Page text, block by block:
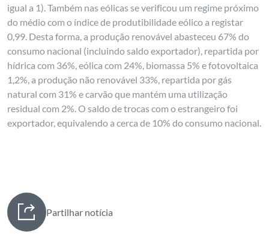
igual a 1). Também nas eólicas se verificou um regime próximo
do médio com o índice de produtibilidade eólico a registar
0,99. Desta forma, a produção renovável abasteceu 67% do
consumo nacional (incluindo saldo exportador), repartida por
hídrica com 36%, eólica com 24%, biomassa 5% e fotovoltaica
1,2%, a produção não renovável 33%, repartida por gás
natural com 31% e carvão que mantém uma utilização
residual com 2%. O saldo de trocas com o estrangeiro foi
exportador, equivalendo a cerca de 10% do consumo nacional.
Partilhar notícia